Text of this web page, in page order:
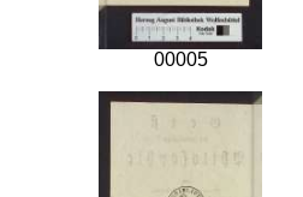
00005